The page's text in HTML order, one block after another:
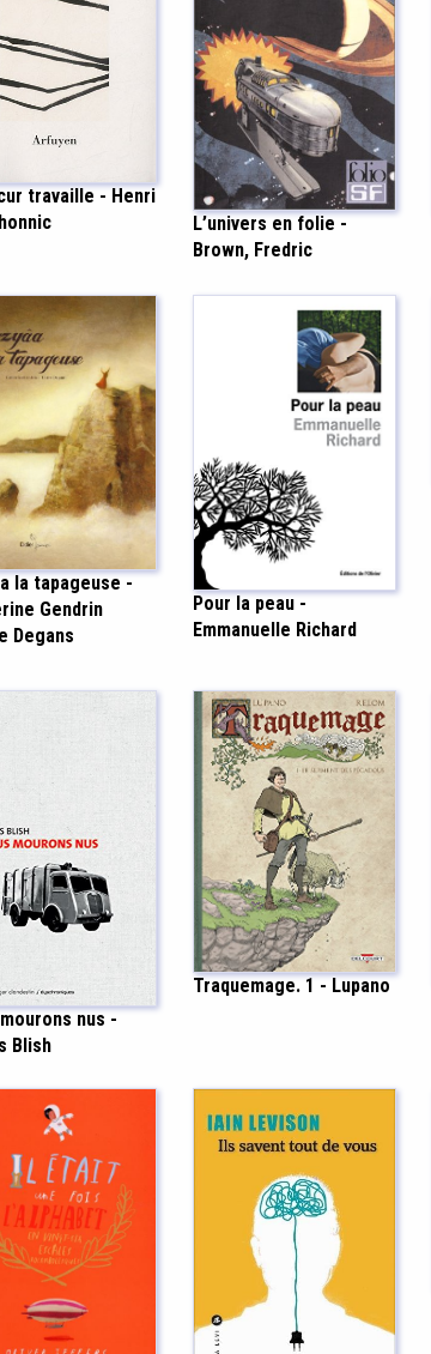
travaille - Henri
L’univers en folie -
Brown, Fredric
la tapageuse -
Gendrin
Degans
Pour la peau -
Emmanuelle Richard
nus -
Blish
Traquemage. 1 - Lupano